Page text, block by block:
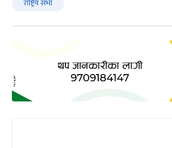
राष्ट्रिय सभा